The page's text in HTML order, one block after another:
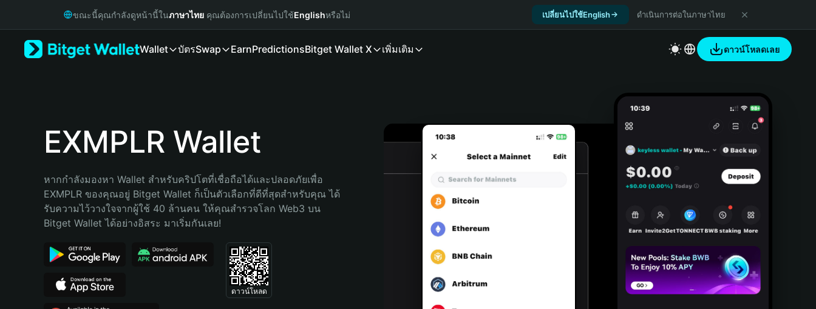
Русский
Bahasa Indonesia
Português (Brasil)
ขณะนี้คุณกำลังดูหน้านี้ในภาษาไทย คุณต้องการเปลี่ยนไปใช้Englishหรือไม่ เปลี่ยนไปใช้English ดำเนินการต่อในภาษาไทย
Wallet บัตรSwap EarnPredictionsBitget Wallet X เพิ่มเติม ดาวน์โหลดเลย
EXMPLR Wallet
หากกำลังมองหา Wallet สำหรับคริปโตที่เชื่อถือได้และปลอดภัยเพื่อ
EXMPLR ของคุณอยู่ Bitget Wallet ก็เป็นตัวเลือกที่ดีที่สุดสำหรับคุณ ได้
รับความไว้วางใจจากผู้ใช้ 40 ล้านคน ให้คุณสำรวจโลก Web3 บน
Bitget Wallet ได้อย่างอิสระ มาเริ่มกันเลย!
ดาวน์โหลด